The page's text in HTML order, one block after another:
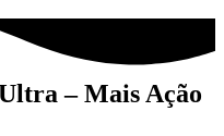
– Mais Ação